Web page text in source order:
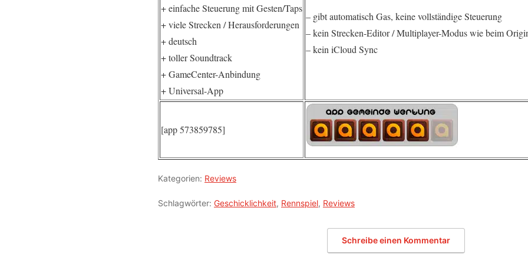
+ einfache Steuerung mit Gesten/Taps
+ viele Strecken / Herausforderungen
+ deutsch
+ toller Soundtrack
+ GameCenter-Anbindung
+ Universal-App
– gibt automatisch Gas, keine vollständige Steuerung
– kein Strecken-Editor / Multiplayer-Modus wie beim
– kein iCloud Sync
[app 573859785]
Kategorien: Reviews
Schlagwörter: Geschicklichkeit, Rennspiel, Reviews
Schreibe einen Kommentar